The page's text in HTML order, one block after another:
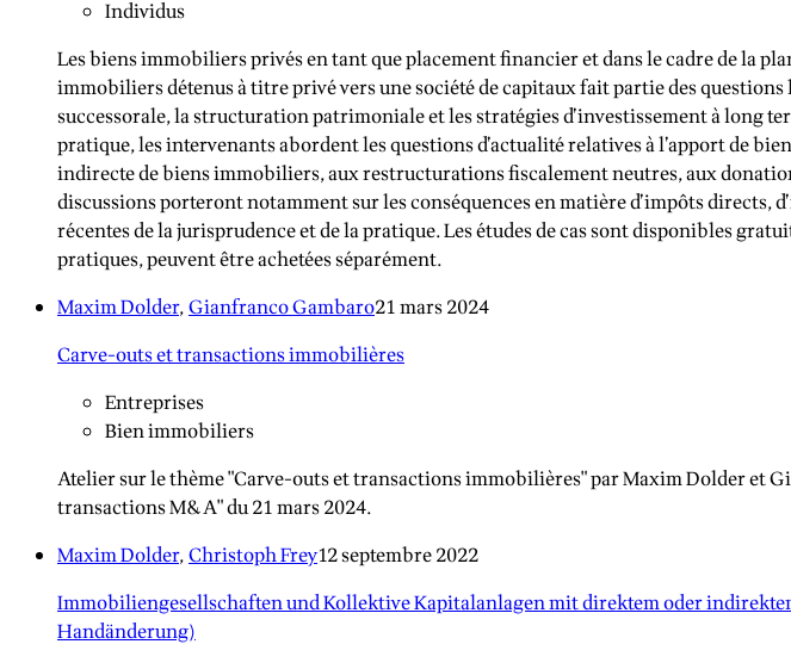
Individus
Les biens immobiliers privés en tant que placement financier et dans le cadre de la
immobiliers détenus à titre privé vers une société de capitaux fait partie des
successorale, la structuration patrimoniale et les stratégies d’investissement à long
pratique, les intervenants abordent les questions d’actualité relatives à l’apport de
indirecte de biens immobiliers, aux restructurations fiscalement neutres, aux
discussions porteront notamment sur les conséquences en matière d’impôts
récentes de la jurisprudence et de la pratique. Les études de cas sont disponibles
pratiques, peuvent être achetées séparément.
Maxim Dolder,Gianfranco Gambaro21 mars 2024
Carve-outs et transactions immobilières
Entreprises
Bien immobiliers
Atelier sur le thème "Carve-outs et transactions immobilières" par Maxim Dolder et
transactions M&A" du 21 mars 2024.
Maxim Dolder,Christoph Frey12 septembre 2022
Immobiliengesellschaften und Kollektive Kapitalanlagen mit direktem oder
Handänderung)